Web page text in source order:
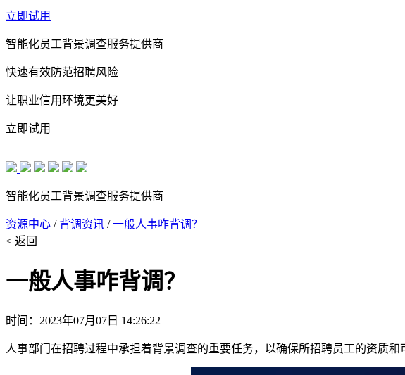
立即试用
智能化员工背景调查服务提供商
快速有效防范招聘风险
让职业信用环境更美好
立即试用
智能化员工背景调查服务提供商
资源中心 / 背调资讯 /一般人事咋背调？
< 返回
一般人事咋背调？
时间：2023年07月07日 14:26:22
人事部门在招聘过程中承担着背景调查的重要任务，以确保所招聘员工的资质和